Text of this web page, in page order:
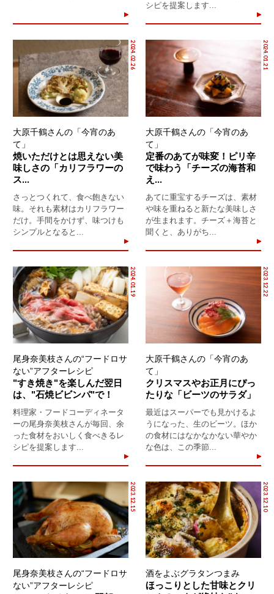
シピを提案します...
2024.02.26
大原千鶴さんの「今宵のあ
て」
焼いただけとは思えない美
味しさの「カリフラワーの
ス...
さっとつくれて、食べ飽きない
味。それも素材はカリフラワー
だけ。手間をかけず、味つけも
シンプルとなると...
2024.01.21
大原千鶴さんの「今宵のあ
て」
定番のあてが味変！ピリ辛
で味わう「チーズの海苔和
え...
あてに重宝するチーズは、素材
や味を重ねると新たな美味しさ
が生まれます。チーズ＋海苔と
聞くと、ありがち...
2024.01.19
尾身奈美枝さんの“フードロサ
ない”アフターレシピ
"すき焼き"を楽しんだ翌日
は、"石焼ビビンパ"で！
料理家・フードコーディネータ
ーの尾身奈美枝さんが毎回、余
った食材をおいしく食べきるレ
シピを提案します...
2023.12.22
大原千鶴さんの「今宵のあ
て」
クリスマスやお正月にぴっ
たりな「ビーツのサラダ」
最近はスーパーでも見かけるよ
うになった、生のビーツ。ほか
の食材にはなかなかない華やか
な色は、この季節...
2023.12.15
尾身奈美枝さんの“フードロサ
ない”アフターレシピ
2023.12.10
酒をよぶグラタンつまみ
ほっこりとした甘味とクリ